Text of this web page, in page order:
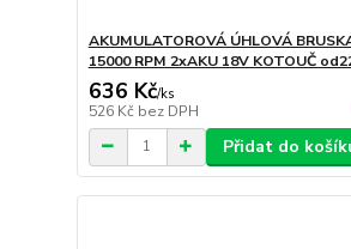
AKUMULATOROVÁ ÚHLOVÁ
15000 RPM 2xAKU 18V KOTOUČ
636 Kč/ks
526 Kč bez DPH
Přidat do